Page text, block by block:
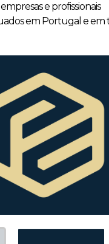
e profissionais
em Portugal e em